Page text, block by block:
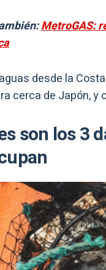
MetroGAS:
desde la
cerca de Japón, y
son los 3